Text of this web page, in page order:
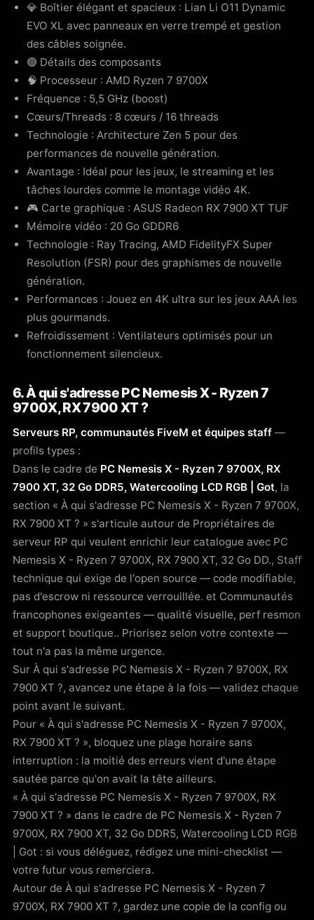
💎 Boîtier élégant et spacieux : Lian Li O11 Dynamic
EVO XL avec panneaux en verre trempé et gestion
des câbles soignée.
🟢 Détails des composants
🧠 Processeur : AMD Ryzen 7 9700X
Fréquence : 5,5 GHz (boost)
Cœurs/Threads : 8 cœurs / 16 threads
Technologie : Architecture Zen 5 pour des
performances de nouvelle génération.
Avantage : Idéal pour les jeux, le streaming et les
tâches lourdes comme le montage vidéo 4K.
🎮 Carte graphique : ASUS Radeon RX 7900 XT TUF
Mémoire vidéo : 20 Go GDDR6
Technologie : Ray Tracing, AMD FidelityFX Super
Resolution (FSR) pour des graphismes de nouvelle
génération.
Performances : Jouez en 4K ultra sur les jeux AAA les
plus gourmands.
Refroidissement : Ventilateurs optimisés pour un
fonctionnement silencieux.
6. À qui s'adresse PC Nemesis X - Ryzen 7
9700X, RX 7900 XT ?
Serveurs RP, communautés FiveM et équipes staff —
profils types :
Dans le cadre de PC Nemesis X - Ryzen 7 9700X, RX
7900 XT, 32 Go DDR5, Watercooling LCD RGB | Got, la
section « À qui s'adresse PC Nemesis X - Ryzen 7 9700X,
RX 7900 XT ? » s'articule autour de Propriétaires de
serveur RP qui veulent enrichir leur catalogue avec PC
Nemesis X - Ryzen 7 9700X, RX 7900 XT, 32 Go DD., Staff
technique qui exige de l'open source — code modifiable,
pas d'escrow ni ressource verrouillée. et Communautés
francophones exigeantes — qualité visuelle, perf resmon
et support boutique.. Priorisez selon votre contexte —
tout n'a pas la même urgence.
Sur À qui s'adresse PC Nemesis X - Ryzen 7 9700X, RX
7900 XT ?, avancez une étape à la fois — validez chaque
point avant le suivant.
Pour « À qui s'adresse PC Nemesis X - Ryzen 7 9700X,
RX 7900 XT ? », bloquez une plage horaire sans
interruption : la moitié des erreurs vient d'une étape
sautée parce qu'on avait la tête ailleurs.
« À qui s'adresse PC Nemesis X - Ryzen 7 9700X, RX
7900 XT ? » dans le cadre de PC Nemesis X - Ryzen 7
9700X, RX 7900 XT, 32 Go DDR5, Watercooling LCD RGB
| Got : si vous déléguez, rédigez une mini-checklist —
votre futur vous remerciera.
Autour de À qui s'adresse PC Nemesis X - Ryzen 7
9700X, RX 7900 XT ?, gardez une copie de la config ou